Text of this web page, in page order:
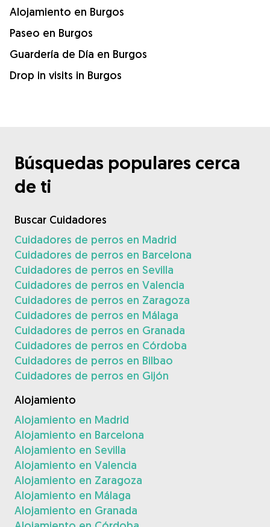
Alojamiento en Burgos
Paseo en Burgos
Guardería de Día en Burgos
Drop in visits in Burgos
Búsquedas populares cerca
de ti
Buscar Cuidadores
Cuidadores de perros en Madrid
Cuidadores de perros en Barcelona
Cuidadores de perros en Sevilla
Cuidadores de perros en Valencia
Cuidadores de perros en Zaragoza
Cuidadores de perros en Málaga
Cuidadores de perros en Granada
Cuidadores de perros en Córdoba
Cuidadores de perros en Bilbao
Cuidadores de perros en Gijón
Alojamiento
Alojamiento en Madrid
Alojamiento en Barcelona
Alojamiento en Sevilla
Alojamiento en Valencia
Alojamiento en Zaragoza
Alojamiento en Málaga
Alojamiento en Granada